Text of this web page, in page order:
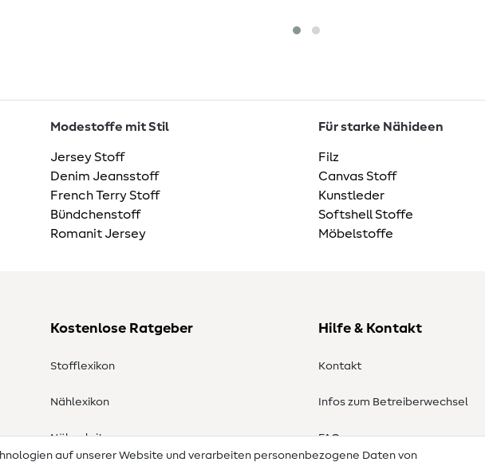
Modestoffe mit Stil
Jersey Stoff
Denim Jeansstoff
French Terry Stoff
Bündchenstoff
Romanit Jersey
Für starke Nähideen
Filz
Canvas Stoff
Kunstleder
Softshell Stoffe
Möbelstoffe
Kostenlose Ratgeber
Stofflexikon
Nählexikon
Nähanleitungen
Hilfe & Kontakt
Kontakt
Infos zum Betreiberwechsel
FAQ
auf unserer Website und verarbeiten personenbezogene Daten von